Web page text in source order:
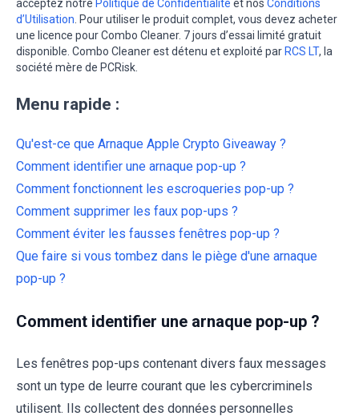
acceptez notre Politique de Confidentialité et nos Conditions
d’Utilisation . Pour utiliser le produit complet, vous devez acheter
une licence pour Combo Cleaner. 7 jours d’essai limité gratuit
disponible. Combo Cleaner est détenu et exploité par RCS LT, la
société mère de PCRisk.
Menu rapide :
Qu'est-ce que Arnaque Apple Crypto Giveaway ?
Comment identifier une arnaque pop-up ?
Comment fonctionnent les escroqueries pop-up ?
Comment supprimer les faux pop-ups ?
Comment éviter les fausses fenêtres pop-up ?
Que faire si vous tombez dans le piège d'une arnaque
pop-up ?
Comment identifier une arnaque pop-up ?
Les fenêtres pop-ups contenant divers faux messages
sont un type de leurre courant que les cybercriminels
utilisent. Ils collectent des données personnelles